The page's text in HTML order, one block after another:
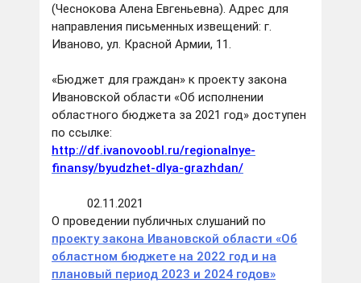
(Чеснокова Алена Евгеньевна). Адрес для
направления письменных извещений: г.
Иваново, ул. Красной Армии, 11.
«Бюджет для граждан» к проекту закона
Ивановской области «Об исполнении
областного бюджета за 2021 год» доступен
по ссылке:
http://df.ivanovoobl.ru/regionalnye-
finansy/byudzhet-dlya-grazhdan/
02.11.2021
О проведении публичных слушаний по
проекту закона Ивановской области «Об
областном бюджете на 2022 год и на
плановый период 2023 и 2024 годов»